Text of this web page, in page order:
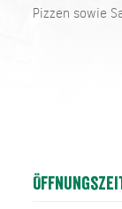
Pizzen sowie